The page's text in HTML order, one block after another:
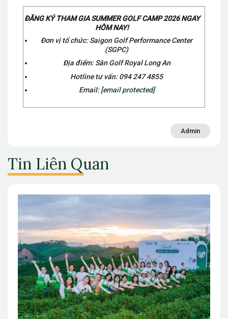
ĐĂNG KÝ THAM GIA SUMMER GOLF CAMP 2026 NGAY
HÔM NAY!
Đơn vị tổ chức: Saigon Golf Performance Center
(SGPC)
Địa điểm: Sân Golf Royal Long An
Hotline tư vấn: 094 247 4855
Email:[email protected]
Admin
Tin Liên Quan